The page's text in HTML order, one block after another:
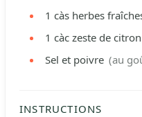
1 càs herbes
1 càc zeste de citron
Sel et poivre (au
INSTRUCTIONS